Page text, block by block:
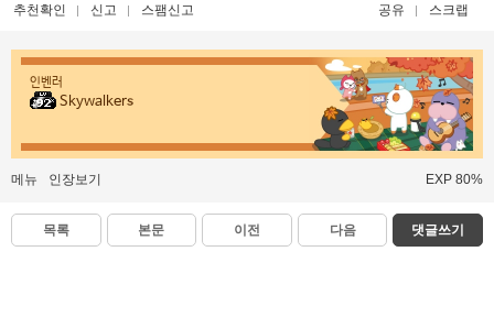
추천확인 신고 스팸신고 공유 스크랩
인벤러
Skywalkers
메뉴 인장보기 EXP 80%
목록 본문 이전 다음 댓글쓰기